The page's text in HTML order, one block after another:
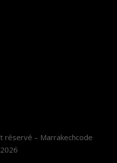
– Marrakechcode